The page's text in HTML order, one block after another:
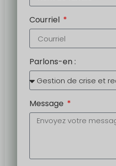
Courriel
Parlons-en :
Message